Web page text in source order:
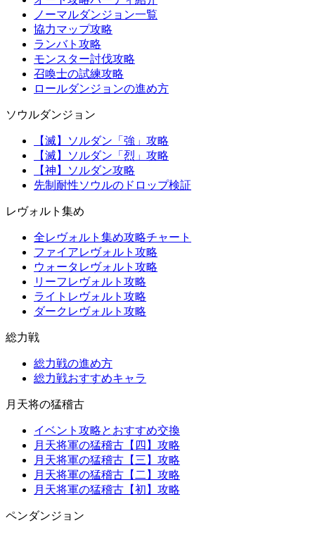
ノーマルダンジョン一覧
協力マップ攻略
ランバト攻略
モンスター討伐攻略
召喚士の試練攻略
ロールダンジョンの進め方
ソウルダンジョン
【滅】ソルダン「強」攻略
【滅】ソルダン「烈」攻略
【神】ソルダン攻略
先制耐性ソウルのドロップ検証
レヴォルト集め
全レヴォルト集め攻略チャート
ファイアレヴォルト攻略
ウォータレヴォルト攻略
リーフレヴォルト攻略
ライトレヴォルト攻略
ダークレヴォルト攻略
総力戦
総力戦の進め方
総力戦おすすめキャラ
月天将の猛稽古
イベント攻略とおすすめ交換
月天将軍の猛稽古【四】攻略
月天将軍の猛稽古【三】攻略
月天将軍の猛稽古【二】攻略
月天将軍の猛稽古【初】攻略
ペンダンジョン